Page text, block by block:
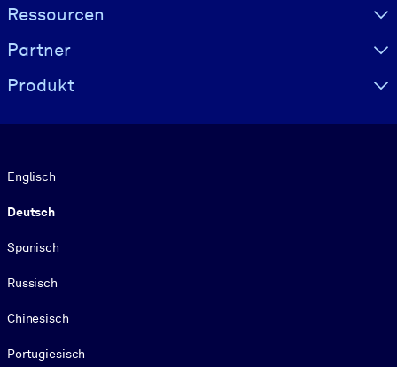
Ressourcen
Partner
Produkt
Englisch
Deutsch
Spanisch
Russisch
Chinesisch
Portugiesisch